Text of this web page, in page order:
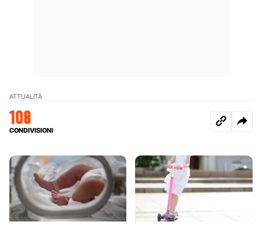
ATTUALITÀ
108
CONDIVISIONI